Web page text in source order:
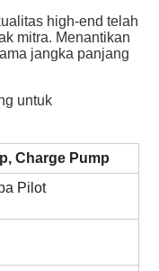
high-end telah
mitra. Menantikan
jangka panjang
untuk
Charge Pump
Pilot